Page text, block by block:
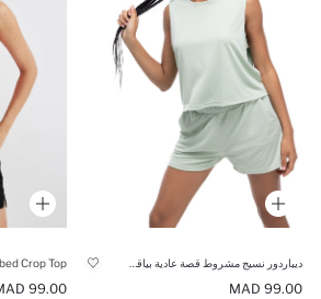
99.00 MAD
99.00 MAD